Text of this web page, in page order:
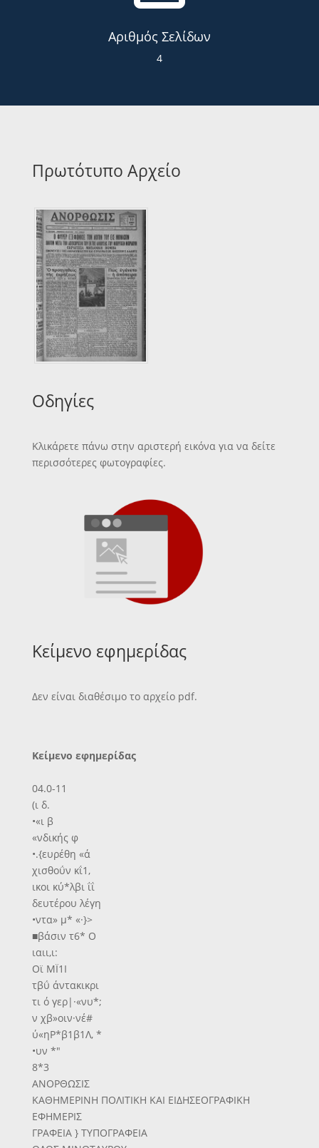
Αριθμός Σελίδων
4
Πρωτότυπο Αρχείο
Οδηγίες
Κλικάρετε πάνω στην αριστερή εικόνα για να δείτε
περισσότερες φωτογραφίες.
Κείμενο εφημερίδας
Δεν είναι διαθέσιμο το αρχείο pdf.
Κείμενο εφημερίδας
04.0-11
(ι δ.
•«ι β
«νδικής φ
•.{ευρέθη «ά
χισθοΰν κΐ1,
ικοι κύ*λβι ΐΐ
δευτέρου λέγη
•ντα» μ* «·}>
■βάσιν τ6* Ο
ιαιι,ι:
Οϊ ΜΪ1Ι
τβΰ άντακικρι
τι ό γερ|·«νυ*;
ν χβ»οιν·νέ#
ύ«ηΡ*β1β1Λ, *
•υν *"
8*3
ΑΝΟΡΘΩΣΙΣ
ΚΑΘΗΜΕΡΙΝΗ ΠΟΛΙΤΙΚΗ ΚΑΙ ΕΙΔΗΣΕΟΓΡΑΦΙΚΗ
ΕΦΗΜΕΡΙΣ
ΓΡΑΦΕΙΑ } ΤΥΠΟΓΡΑΦΕΙΑ